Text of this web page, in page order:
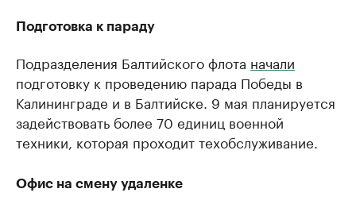
Подготовка к параду
Подразделения Балтийского флота начали
подготовку к проведению парада Победы в
Калининграде и в Балтийске. 9 мая планируется
задействовать более 70 единиц военной
техники, которая проходит техобслуживание.
Офис на смену удаленке